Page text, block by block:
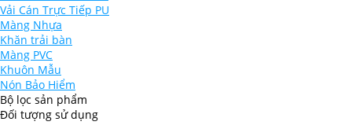
Vải Cán Trực Tiếp PU
Màng Nhựa
Khăn trải bàn
Màng PVC
Khuôn Mẫu
Nón Bảo Hiểm
Bộ lọc sản phẩm
Đối tượng sử dụng